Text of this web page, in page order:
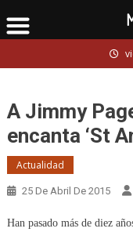
to
A Jimmy
encanta ‘St
Actualidad
25 De Abril De 2015
Han pasado más de diez